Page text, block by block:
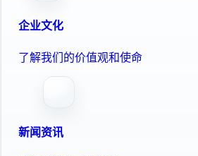
企业文化
了解我们的价值观和使命
新闻资讯